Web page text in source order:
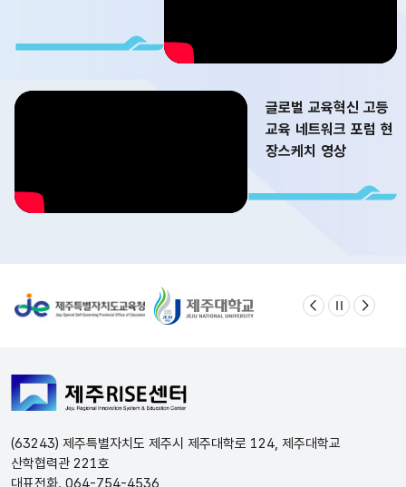
글로벌 교육혁신 고등
교육 네트워크 포럼 현
장스케치 영상
(63243) 제주특별자치도 제주시 제주대학로 124, 제주대학교
산학협력관 221호
대표전화. 064-754-4536